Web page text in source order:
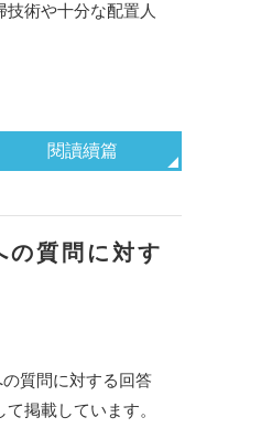
術や十分な配置人
閱讀續篇
の質問に対す
質問に対する回答
掲載しています。